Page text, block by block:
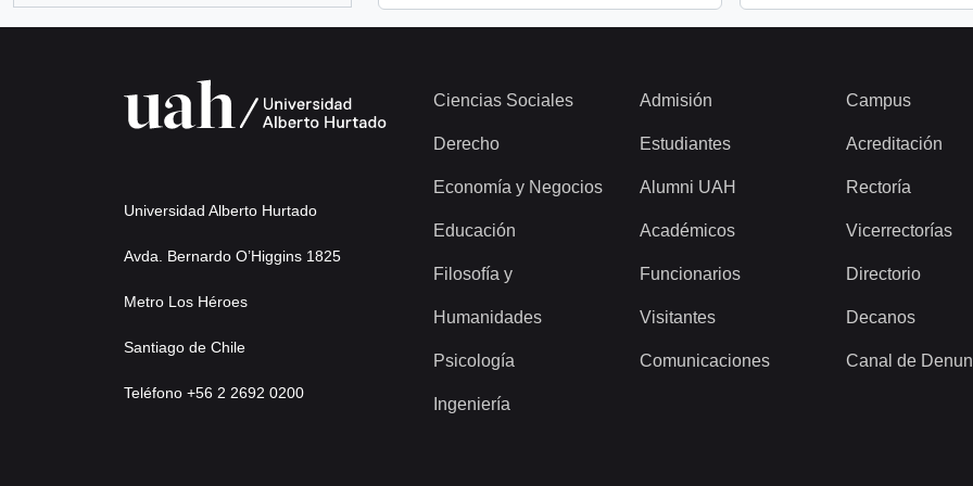
Universidad Alberto Hurtado
Avda. Bernardo O’Higgins 1825
Metro Los Héroes
Santiago de Chile
Teléfono +56 2 2692 0200
Ciencias Sociales
Derecho
Economía y Negocios
Educación
Filosofía y
Humanidades
Psicología
Ingeniería
Admisión
Estudiantes
Alumni UAH
Académicos
Funcionarios
Visitantes
Comunicaciones
Campus
Acreditación
Rectoría
Vicerrectorías
Directorio
Decanos
Canal de